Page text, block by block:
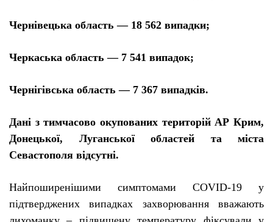
Чернівецька область — 18 562 випадки;
Черкаська область — 7 541 випадок;
Чернігівська область — 7 367 випадків.
Дані з тимчасово окупованих територій АР Крим,
Донецької, Луганської областей та міста
Севастополя відсутні.
Найпоширенішими симптомами COVID-19 у
підтверджених випадках захворювання вважають